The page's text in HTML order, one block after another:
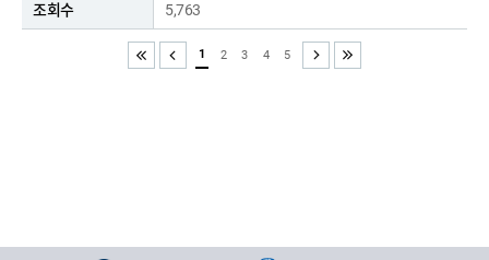
5,763
처음 이전 1 2 3 4 5 다음 끝